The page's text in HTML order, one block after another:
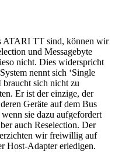
ATARI TT sind, können wir
und Messagebyte
nicht. Dies widerspricht
nennt sich ‘Single
sich nicht zu
Er ist der einzige, der
Geräte auf dem Bus
sie dazu aufgefordert
auch Reselection. Der
wir freiwillig auf
Host-Adapter erledigen.